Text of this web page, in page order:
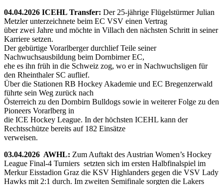
04.04.2026 ICEHL Transfer: Der 25-jährige Flügelstürmer Julian
Metzler unterzeichnete beim EC VSV einen Vertrag
über zwei Jahre und möchte in Villach den nächsten Schritt in seiner
Karriere setzen.
Der gebürtige Vorarlberger durchlief Teile seiner
Nachwuchsausbildung beim Dornbirner EC,
ehe es ihn früh in die Schweiz zog, wo er in Nachwuchsligen für
den Rheinthaler SC auflief.
Über die Stationen RB Hockey Akademie und EC Bregenzerwald
führte sein Weg zurück nach
Österreich zu den Dornbirn Bulldogs sowie in weiterer Folge zu den
Pioneers Vorarlberg in
die ICE Hockey League. In der höchsten ICEHL kann der
Rechtsschütze bereits auf 182 Einsätze
verweisen.
03.04.2026 AWHL: Zum Auftakt des Austrian Women’s Hockey
League Final-4 Turniers setzten sich im ersten Halbfinalspiel im
Merkur Eisstadion Graz die KSV Highlanders gegen die VSV Lady
Hawks mit 2:1 durch. Im zweiten Semifinale sorgten die Lakers